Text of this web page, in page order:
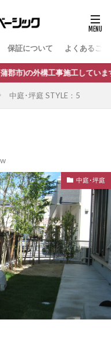
保証について よくあるご
しています。
中庭･坪庭 STYLE：5
中庭･坪庭
ジョグストーン
Dea's Garden A-07
スタッコU
ンナ
ポーチ
Kターフ
アーキフラン
シィ2型